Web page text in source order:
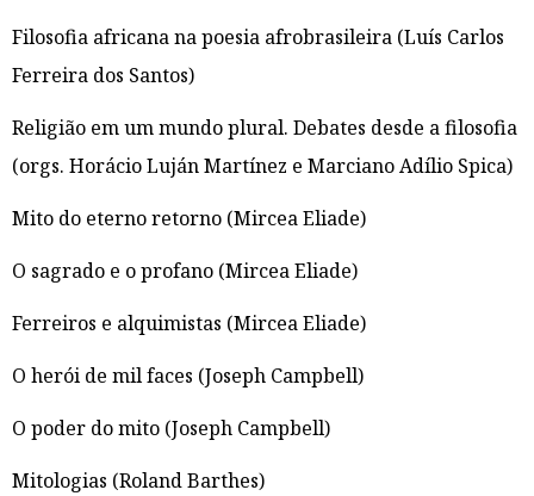
Filosofia africana na poesia afrobrasileira (Luís Carlos
Ferreira dos Santos)
Religião em um mundo plural. Debates desde a filosofia
(orgs. Horácio Luján Martínez e Marciano Adílio Spica)
Mito do eterno retorno (Mircea Eliade)
O sagrado e o profano (Mircea Eliade)
Ferreiros e alquimistas (Mircea Eliade)
O herói de mil faces (Joseph Campbell)
O poder do mito (Joseph Campbell)
Mitologias (Roland Barthes)